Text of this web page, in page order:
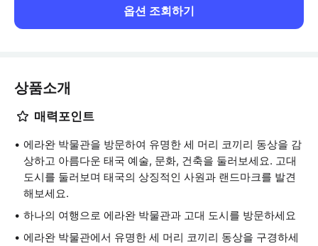
옵션 조회하기
상품소개
매력포인트
에라완 박물관을 방문하여 유명한 세 머리 코끼리 동상을 감
상하고 아름다운 태국 예술, 문화, 건축을 둘러보세요. 고대
도시를 둘러보며 태국의 상징적인 사원과 랜드마크를 발견
해보세요.
하나의 여행으로 에라완 박물관과 고대 도시를 방문하세요
에라완 박물관에서 유명한 세 머리 코끼리 동상을 구경하세